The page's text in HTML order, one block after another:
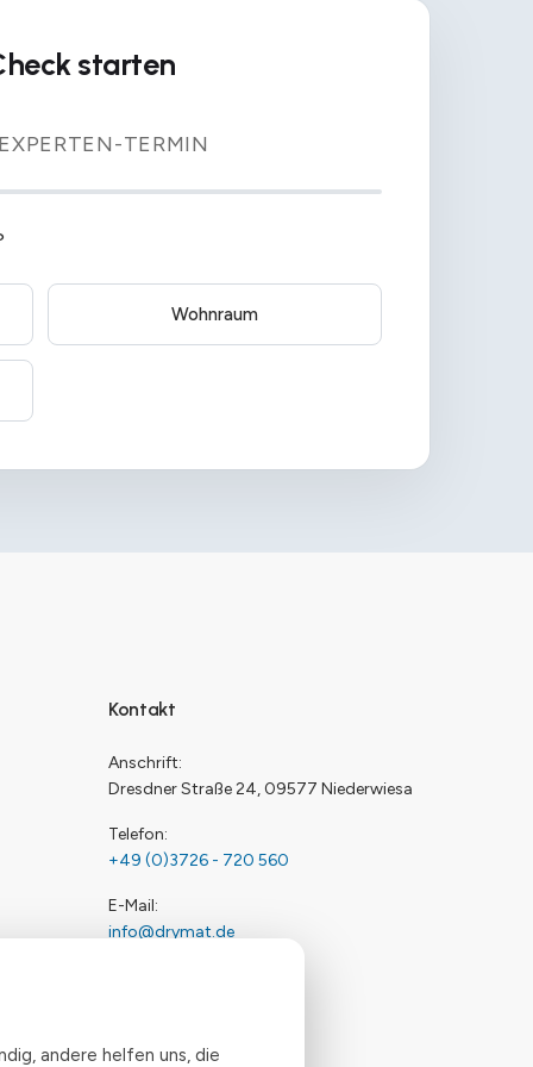
starten
TERMIN
Wohnraum
Kontakt
Anschrift
Dresdner Straße 24, 09577 Niederwiesa
Telefon
+49 (0)3726 - 720 560
E-Mail
info@drymat.de
andere helfen uns, die